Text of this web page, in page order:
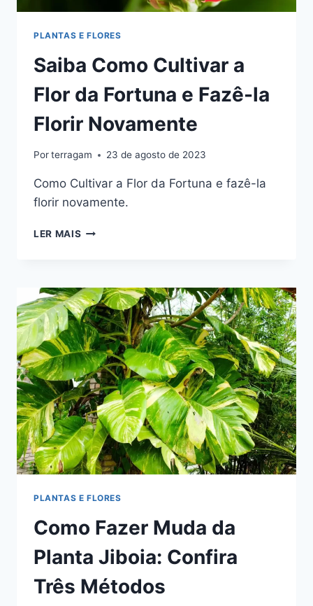
PLANTAS E FLORES
Saiba Como Cultivar a
Flor da Fortuna e Fazê-la
Florir Novamente
Porterragam 23 de agosto de 2023
Como Cultivar a Flor da Fortuna e fazê-la
florir novamente.
LER MAIS SAIBA
FLOR
DA
FORTUNA
E
FAZÊ-
LA
FLORIR
NOVAMENTE
PLANTAS E FLORES
Como Fazer Muda da
Planta Jiboia: Confira
Três Métodos